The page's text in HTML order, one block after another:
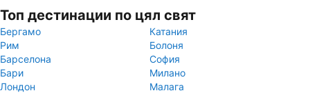
Топ дестинации по цял свят
Бергамо
Катания
Рим
Болоня
Барселона
София
Бари
Милано
Лондон
Малага